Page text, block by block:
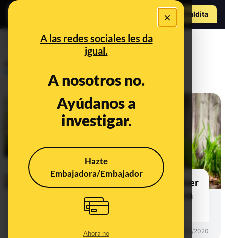
×
A las redes sociales les da
igual.
A nosotros no.
Ayúdanos a
investigar.
Hazte
Embajadora/Embajador
Ahora no
Hazte Maldito
Curiosidades/Experimentos
Por qué es una muy mala idea poner
una piscina hinchable en tu terraza
09/08/2020